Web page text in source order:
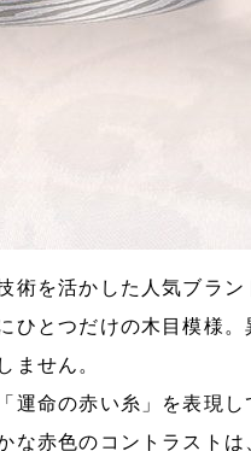
術を活かした人気ブラ
ひとつだけの木目模様
ません。
運命の赤い糸」を表現
な赤色のコントラスト